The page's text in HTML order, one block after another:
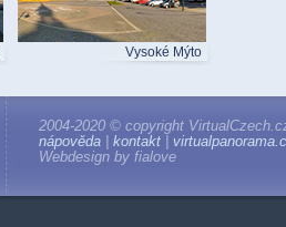
Vysoké Mýto
2004-2020 © copyright
nápověda
kontakt
Webdesign by fialove